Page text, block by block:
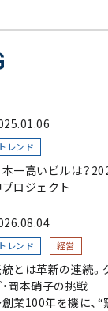
トレンド
本一高いビルは？
ロジェクト
トレンド 経営
とは革新の連続
岡本硝子の挑戦
業100年を機に、